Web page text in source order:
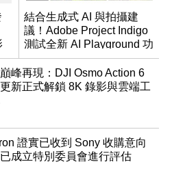
結合生成式 AI 與拍攝建
議！Adobe Project Indigo
測試全新 AI Playground 功
能
峰再現：DJI Osmo Action 6
新正式解鎖 8K 錄影與雲端工
證實已收到 Sony 收購意向
成立特別委員會進行評估